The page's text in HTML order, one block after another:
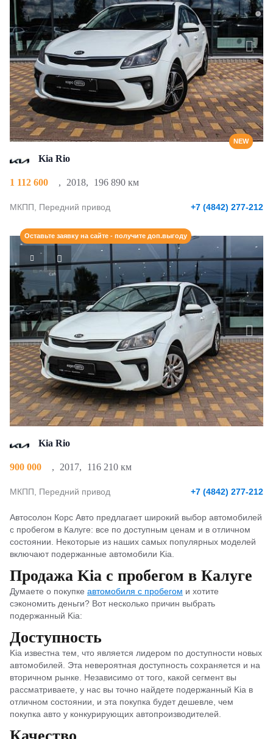
NEW
Kia Rio
1 112 600 , 2018, 196 890 км
МКПП, Передний привод +7 (4842) 277-212
Оставьте заявку на сайте - получите доп.выгоду
Kia Rio
900 000 , 2017, 116 210 км
МКПП, Передний привод +7 (4842) 277-212
Автосолон Корс Авто предлагает широкий выбор автомобилей
с пробегом в Калуге: все по доступным ценам и в отличном
состоянии. Некоторые из наших самых популярных моделей
включают подержанные автомобили Kia.
Продажа Kia с пробегом в Калуге
Думаете о покупке автомобиля с пробегом и хотите
сэкономить деньги? Вот несколько причин выбрать
подержанный Kia:
Доступность
Kia известна тем, что является лидером по доступности новых
автомобилей. Эта невероятная доступность сохраняется и на
вторичном рынке. Независимо от того, какой сегмент вы
рассматриваете, у нас вы точно найдете подержанный Kia в
отличном состоянии, и эта покупка будет дешевле, чем
покупка авто у конкурирующих автопроизводителей.